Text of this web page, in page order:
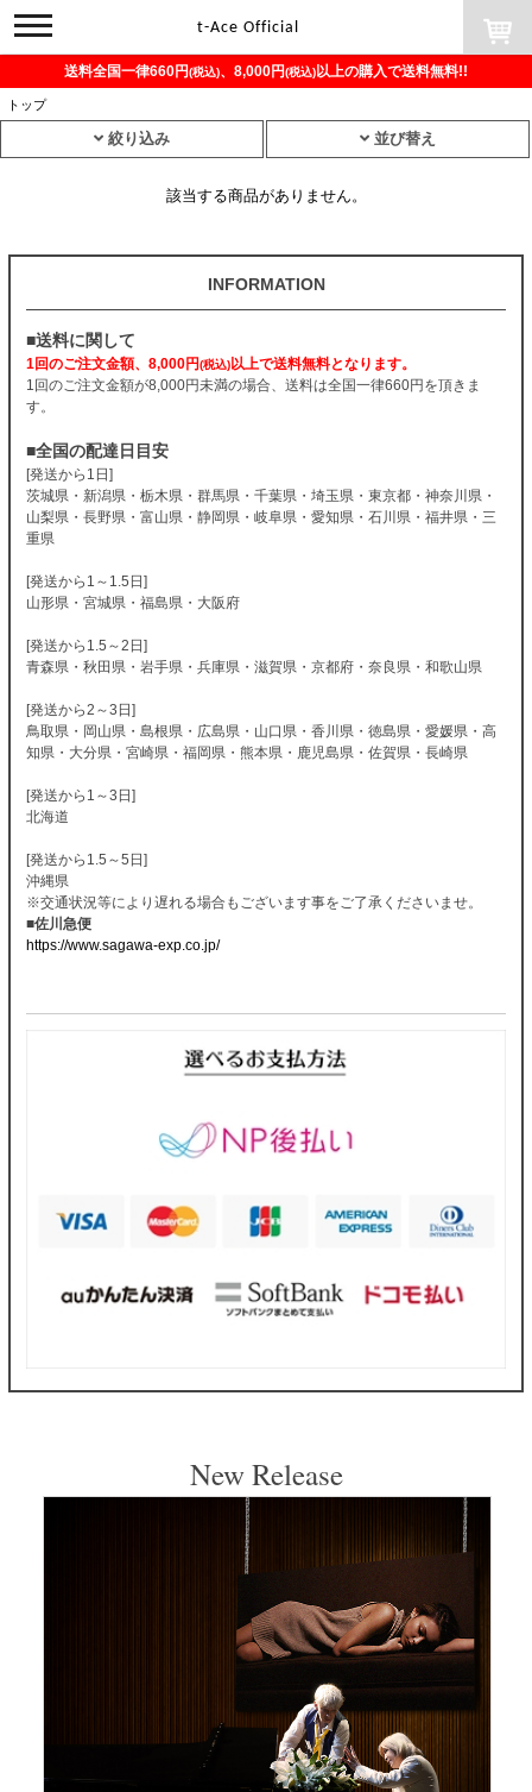
toggle
navigation
t-Ace Official
送料全国一律660円(税込)、8,000円(税込)以上の購入で送料無料!!
トップ
絞り込み 並び替え
該当する商品がありません。
INFORMATION
■送料に関して
1回のご注文金額、8,000円(税込)以上で送料無料となります。
1回のご注文金額が8,000円未満の場合、送料は全国一律660円を頂きま
す。
■全国の配達日目安
[発送から1日]
茨城県・新潟県・栃木県・群馬県・千葉県・埼玉県・東京都・神奈川県・
山梨県・長野県・富山県・静岡県・岐阜県・愛知県・石川県・福井県・三
重県
[発送から1～1.5日]
山形県・宮城県・福島県・大阪府
[発送から1.5～2日]
青森県・秋田県・岩手県・兵庫県・滋賀県・京都府・奈良県・和歌山県
[発送から2～3日]
鳥取県・岡山県・島根県・広島県・山口県・香川県・徳島県・愛媛県・高
知県・大分県・宮崎県・福岡県・熊本県・鹿児島県・佐賀県・長崎県
[発送から1～3日]
北海道
[発送から1.5～5日]
沖縄県
※交通状況等により遅れる場合もございます事をご了承くださいませ。
■佐川急便
https://www.sagawa-exp.co.jp/
New Release